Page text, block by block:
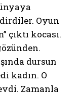
Oyun
çıktı kocası.
dursun
kadın. O
Zamanla